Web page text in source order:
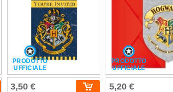
PRODOTTO
UFFICIALE
3,50 €
PRODOTTO
UFFICIALE
5,20 €